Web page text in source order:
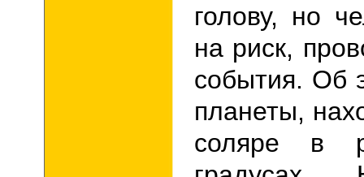
голову, но
на риск,
события. Об
планеты,
соляре в